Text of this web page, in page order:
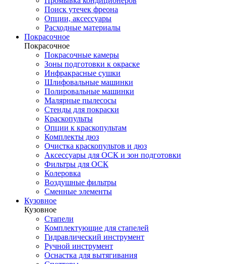
Поиск утечек фреона
Опции, аксессуары
Расходные материалы
Покрасочное
Покрасочное
Покрасочные камеры
Зоны подготовки к окраске
Инфракрасные сушки
Шлифовальные машинки
Полировальные машинки
Малярные пылесосы
Стенды для покраски
Краскопульты
Опции к краскопультам
Комплекты дюз
Очистка краскопультов и дюз
Аксессуары для ОСК и зон подготовки
Фильтры для ОСК
Колеровка
Воздушные фильтры
Сменные элементы
Кузовное
Кузовное
Стапели
Комплектующие для стапелей
Гидравлический инструмент
Ручной инструмент
Оснастка для вытягивания